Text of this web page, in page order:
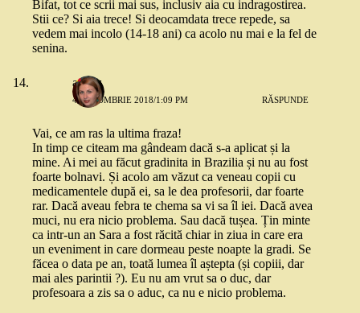
Bifat, tot ce scrii mai sus, inclusiv aia cu indragostirea.
Stii ce? Si aia trece! Si deocamdata trece repede, sa
vedem mai incolo (14-18 ani) ca acolo nu mai e la fel de
senina.
andaz
4 OCTOMBRIE 2018/1:09 PM RĂSPUNDE
Vai, ce am ras la ultima fraza!
In timp ce citeam ma gândeam dacă s-a aplicat și la
mine. Ai mei au făcut gradinita in Brazilia și nu au fost
foarte bolnavi. Și acolo am văzut ca veneau copii cu
medicamentele după ei, sa le dea profesorii, dar foarte
rar. Dacă aveau febra te chema sa vi sa îl iei. Dacă avea
muci, nu era nicio problema. Sau dacă tușea. Țin minte
ca intr-un an Sara a fost răcită chiar in ziua in care era
un eveniment in care dormeau peste noapte la gradi. Se
făcea o data pe an, toată lumea îl aștepta (și copiii, dar
mai ales parintii ?). Eu nu am vrut sa o duc, dar
profesoara a zis sa o aduc, ca nu e nicio problema.